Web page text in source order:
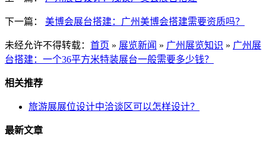
下一篇： 美博会展台搭建：广州美博会搭建需要资质吗？
未经允许不得转载： 首页 » 展览新闻 » 广州展览知识 » 广州展
台搭建：一个36平方米特装展台一般需要多少钱？
相关推荐
旅游展展位设计中洽谈区可以怎样设计？
最新文章